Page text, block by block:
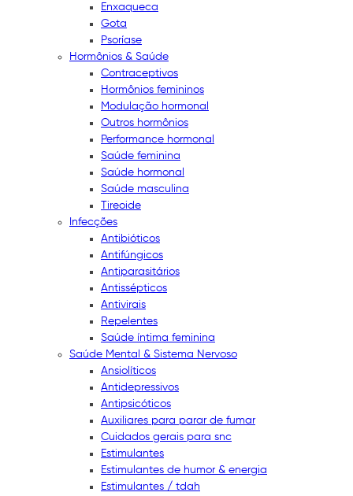
Enxaqueca
Gota
Psoríase
Hormônios & Saúde
Contraceptivos
Hormônios femininos
Modulação hormonal
Outros hormônios
Performance hormonal
Saúde feminina
Saúde hormonal
Saúde masculina
Tireoide
Infecções
Antibióticos
Antifúngicos
Antiparasitários
Antissépticos
Antivirais
Repelentes
Saúde íntima feminina
Saúde Mental & Sistema Nervoso
Ansiolíticos
Antidepressivos
Antipsicóticos
Auxiliares para parar de fumar
Cuidados gerais para snc
Estimulantes
Estimulantes de humor & energia
Estimulantes / tdah